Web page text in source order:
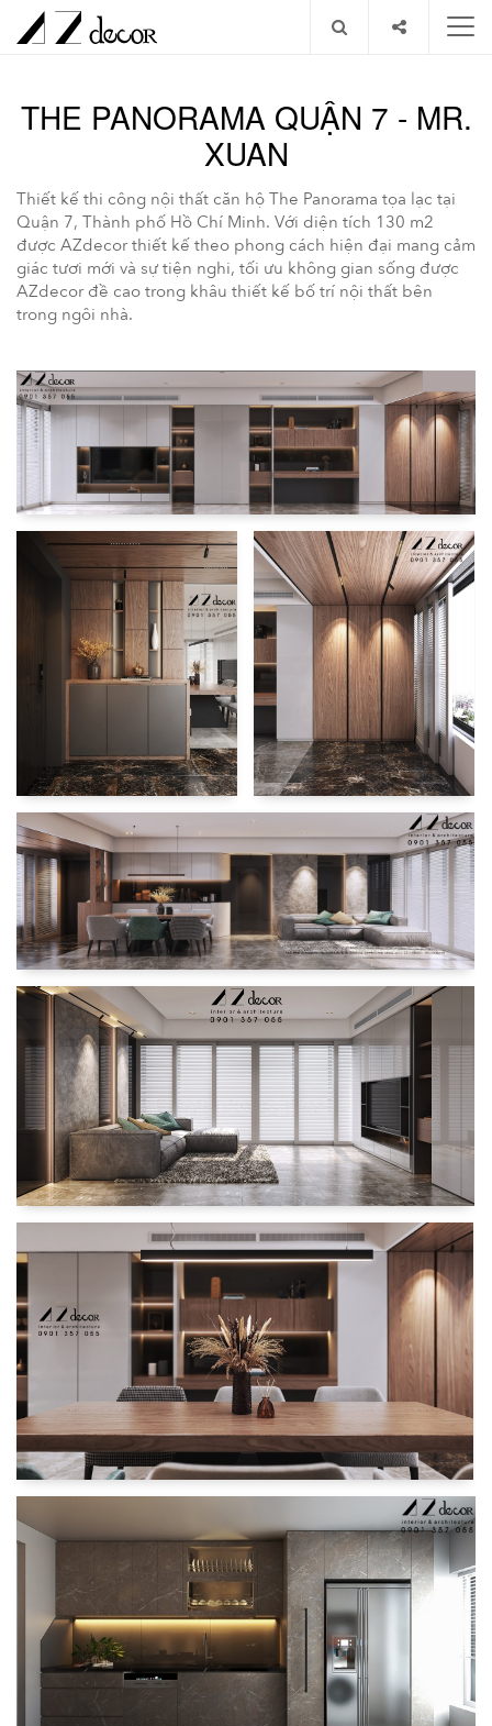
THE PANORAMA QUẬN 7 - MR.
XUAN
Thiết kế thi công nội thất căn hộ The Panorama tọa lạc tại
Quận 7, Thành phố Hồ Chí Minh. Với diện tích 130 m2
được AZdecor thiết kế theo phong cách hiện đại mang cảm
giác tươi mới và sự tiện nghi, tối ưu không gian sống được
AZdecor đề cao trong khâu thiết kế bố trí nội thất bên
trong ngôi nhà.